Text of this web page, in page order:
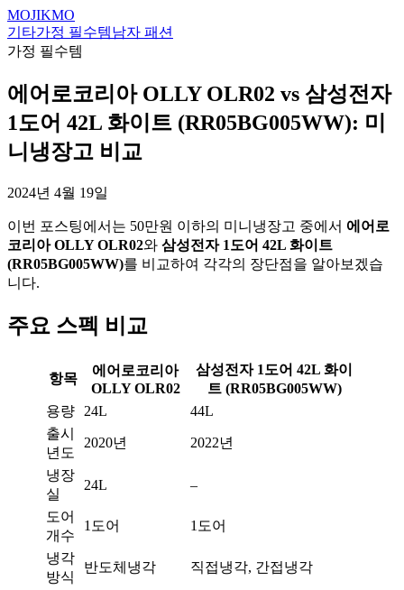
MOJIKMO
기타가정 필수템남자 패션
가정 필수템
에어로코리아 OLLY OLR02 vs 삼성전자
1도어 42L 화이트 (RR05BG005WW): 미
니냉장고 비교
2024년 4월 19일
이번 포스팅에서는 50만원 이하의 미니냉장고 중에서 에어로
코리아 OLLY OLR02와 삼성전자 1도어 42L 화이트
(RR05BG005WW)를 비교하여 각각의 장단점을 알아보겠습
니다.
주요 스펙 비교
항목
에어로코리아
OLLY OLR02
삼성전자 1도어 42L 화이
트 (RR05BG005WW)
용량
24L
44L
출시
년도
2020년 2022년
냉장
실
24L –
도어
개수
1도어 1도어
냉각
방식
반도체냉각 직접냉각, 간접냉각